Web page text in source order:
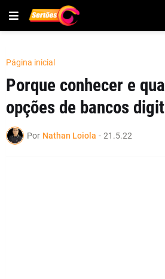
Página inicial
Porque conhecer e
opções de bancos
Por Nathan Loiola - 21.5.22